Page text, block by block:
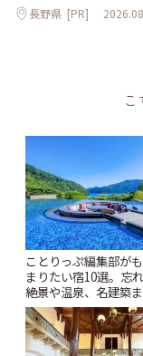
長野県 [PR]
ことりっぷ編集部が
まりたい宿10選。忘
絶景や温泉、名建築
りっぷ